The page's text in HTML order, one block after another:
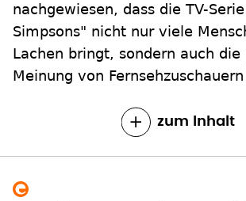
nachgewiesen, dass die TV-
Simpsons" nicht nur viele
Lachen bringt, sondern auch die
Meinung von
zum Inhalt